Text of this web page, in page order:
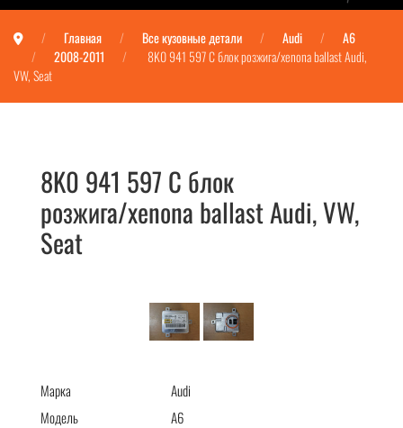
Главная Все кузовные детали Audi
A6
2008-2011
8K0 941 597 C блок розжига/xenona ballast Audi,
VW, Seat
8K0 941 597 C блок
розжига/xenona ballast Audi, VW,
Seat
Марка
Audi
Модель
A6